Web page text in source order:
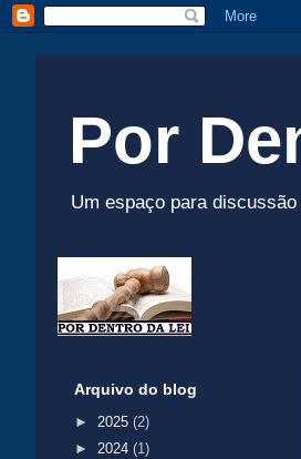
Por
Um espaço para
Arquivo do blog
► 2025 (2)
► 2024 (1)